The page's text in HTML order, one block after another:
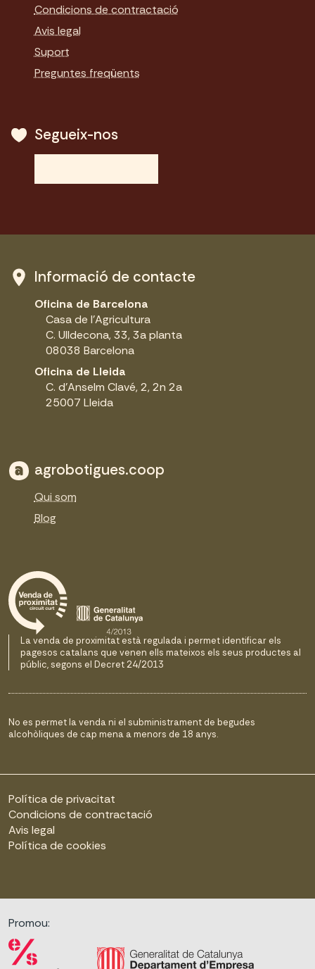
Condicions de contractació
Avis legal
Suport
Preguntes freqüents
Segueix-nos
Informació de contacte
Oficina de Barcelona
Casa de l'Agricultura
C. Ulldecona, 33, 3a planta
08038 Barcelona
Oficina de Lleida
C. d'Anselm Clavé, 2, 2n 2a
25007 Lleida
agrobotigues.coop
Qui som
Blog
La venda de proximitat està regulada i permet identificar els
pagesos catalans que venen ells mateixos els seus productes al
públic, segons el Decret 24/2013
No es permet la venda ni el subministrament de begudes
alcohòliques de cap mena a menors de 18 anys.
Política de privacitat
Condicions de contractació
Avis legal
Política de cookies
Promou: